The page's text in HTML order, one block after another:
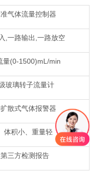
气体流量控制器
,一路输出,一路放空
量(0-1500)mL/min
玻璃转子流量计
散式气体报警器
体积小、重量轻
三方检测报告